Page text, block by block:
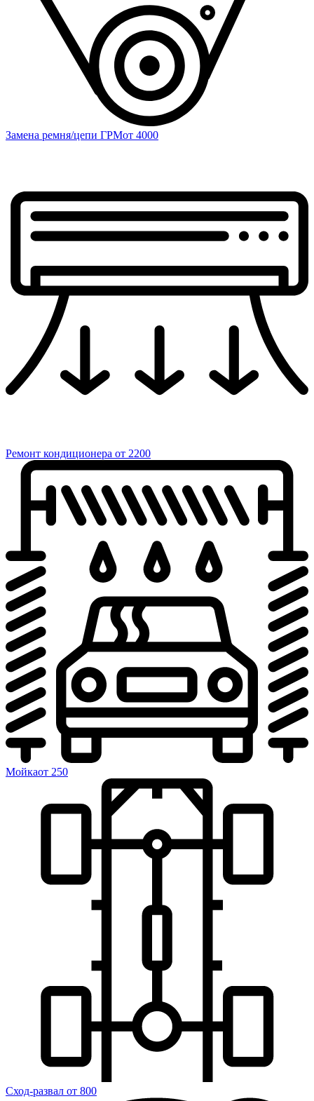
Замена ремня/цепи ГРМот 4000
Ремонт кондиционера от 2200
Мойкаот 250
Сход-развал от 800